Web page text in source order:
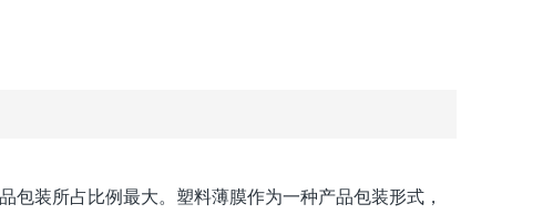
装所占比例最大。塑料薄膜作为一种产品包装形式，